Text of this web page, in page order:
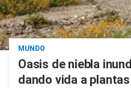
MUNDO
Oasis de niebla
dando vida a